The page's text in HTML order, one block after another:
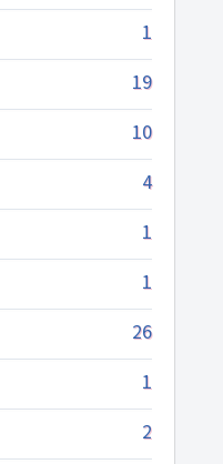
1
19
10
4
1
1
26
1
2